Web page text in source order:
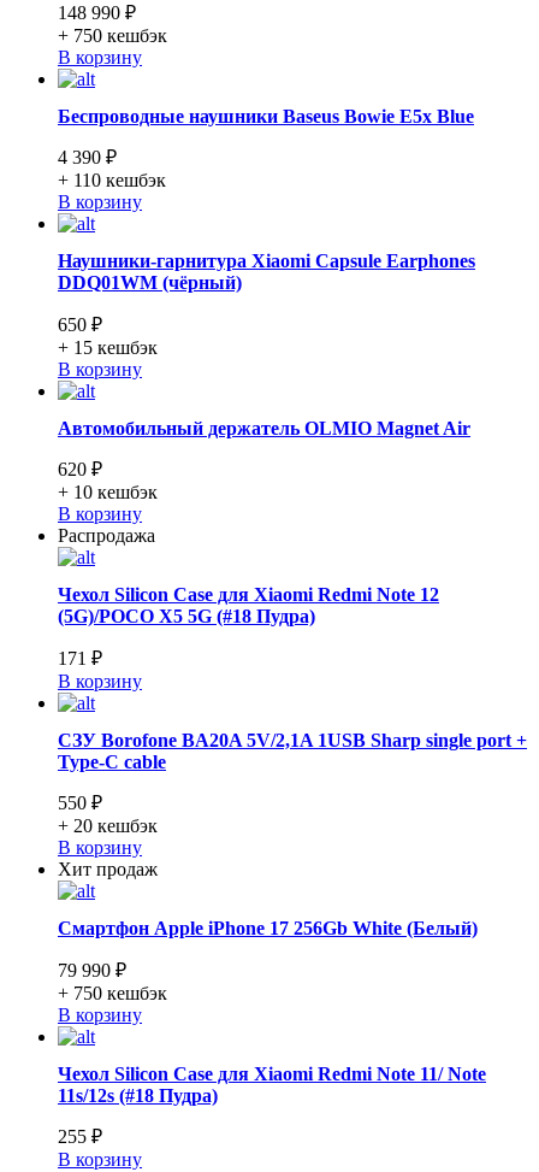
148 990 ₽
+ 750 кешбэк
В корзину
Беспроводные наушники Baseus Bowie E5x Blue
4 390 ₽
+ 110 кешбэк
В корзину
Наушники-гарнитура Xiaomi Capsule Earphones
DDQ01WM (чёрный)
650 ₽
+ 15 кешбэк
В корзину
Автомобильный держатель OLMIO Magnet Air
620 ₽
+ 10 кешбэк
В корзину
Распродажа
Чехол Silicon Case для Xiaomi Redmi Note 12
(5G)/POCO X5 5G (#18 Пудра)
171 ₽
В корзину
СЗУ Borofone BA20A 5V/2,1A 1USB Sharp single port +
Type-C cable
550 ₽
+ 20 кешбэк
В корзину
Хит продаж
Смартфон Apple iPhone 17 256Gb White (Белый)
79 990 ₽
+ 750 кешбэк
В корзину
Чехол Silicon Case для Xiaomi Redmi Note 11/ Note
11s/12s (#18 Пудра)
255 ₽
В корзину